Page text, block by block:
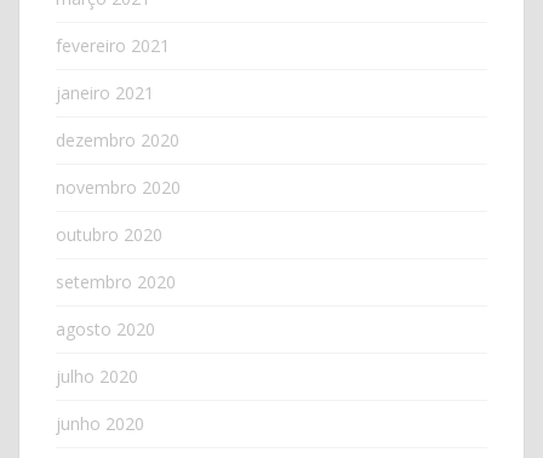
fevereiro 2021
janeiro 2021
dezembro 2020
novembro 2020
outubro 2020
setembro 2020
agosto 2020
julho 2020
junho 2020